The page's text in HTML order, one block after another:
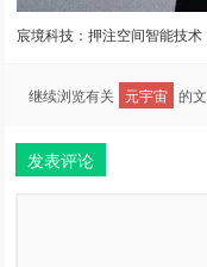
宸境科技：押注空间智能技
继续浏览有关 元宇宙 的
发表评论